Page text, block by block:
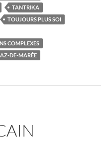
TANTRIKA
TOUJOURS PLUS SOI
COMPLEXES
DE-MARÉE